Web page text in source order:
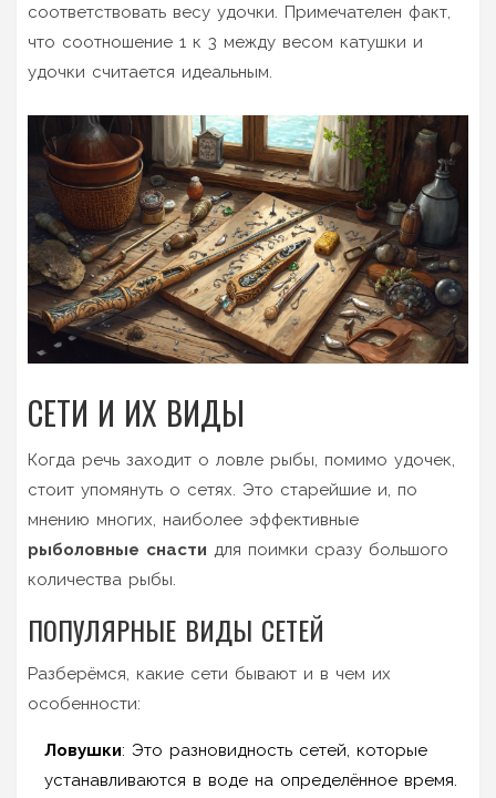
соответствовать весу удочки. Примечателен факт,
что соотношение 1 к 3 между весом катушки и
удочки считается идеальным.
СЕТИ И ИХ ВИДЫ
Когда речь заходит о ловле рыбы, помимо удочек,
стоит упомянуть о сетях. Это старейшие и, по
мнению многих, наиболее эффективные
рыболовные снасти для поимки сразу большого
количества рыбы.
ПОПУЛЯРНЫЕ ВИДЫ СЕТЕЙ
Разберёмся, какие сети бывают и в чем их
особенности:
Ловушки: Это разновидность сетей, которые
устанавливаются в воде на определённое время.